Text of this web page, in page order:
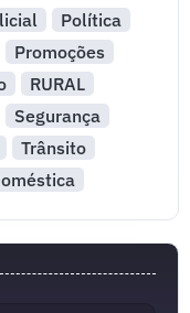
Política
Promoções
RURAL
Segurança
Trânsito